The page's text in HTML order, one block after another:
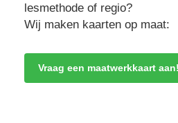
lesmethode of regio?
Wij maken kaarten op maat:
Vraag een maatwerkkaart aan!